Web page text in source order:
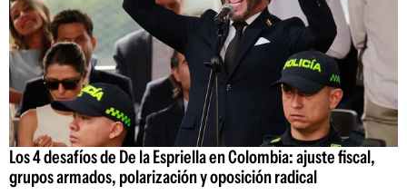
Los 4 desafíos de De la Espriella en Colombia: ajuste fiscal,
grupos armados, polarización y oposición radical